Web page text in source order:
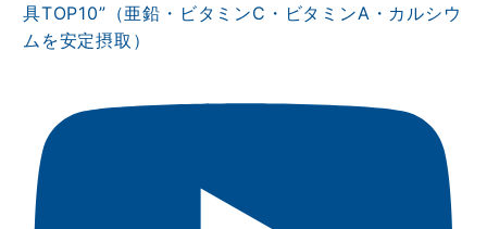
具TOP10”（亜鉛・ビタミンⅭ・ビタミンA・カルシウ
ムを安定摂取）